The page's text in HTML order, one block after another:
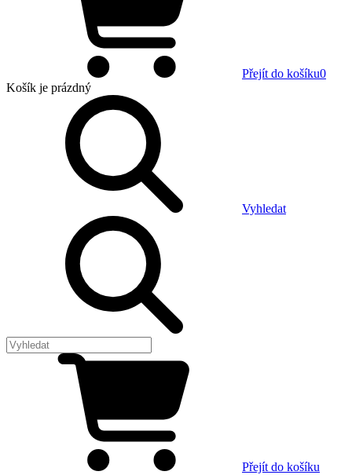
Přejít do košíku0
Košík je prázdný
Vyhledat
Přejít do košíku